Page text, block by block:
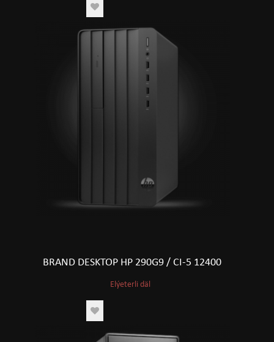
BRAND DESKTOP HP 290G9 / CI-5 12400
Elýeterli däl